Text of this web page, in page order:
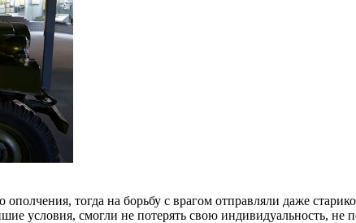
тогда на борьбу с врагом отправляли даже
условия, смогли не потерять свою индивидуальность, не